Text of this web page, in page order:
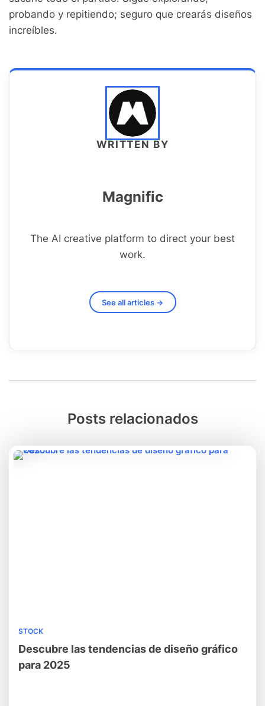
probando y repitiendo; seguro que crearás diseños
increíbles.
WRITTEN BY
Magnific
The AI creative platform to direct your best
work.
See all articles →
Posts relacionados
STOCK
Descubre las tendencias de diseño gráfico
para 2025